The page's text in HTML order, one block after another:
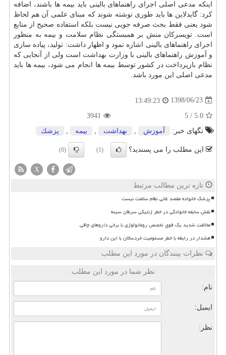
اینكه مدعی اصلی اجرای راهنماهای بالینی باید بیمه ها باشند، اضافه
كرد: گایدلاین ها باید طوری نوشته شوند كه مبنای علمی آن هم لحاظ
شود یعنی فقط بحث صرفه جویی نیست بلكه استفاده صحیح از منابع
است. تویسركان منش بر همبستگی نظام سلامت و بیمه به منظور
اجرای راهنماهای بالینی اشاره نمود و اظهار داشت: تولید، پیاده سازی
و آموزش راهنماهای بالینی با وزارت بهداشت است ولی از آنجایی كه
نظام بازپرداخت در كشور توسط بیمه ها انجام می شود، بیمه ها باید
مدعی اصلی این مورد باشد.
1398/06/23
13:49:23
5.0
/
5
3941
تگهای خبر:
آموزش بهداشت بیمه پزشك
این مطلب را می پسندید؟ (1)
(0)
X
تازه ترین مطالب مرتبط
پزشک خانواده مقصد غائی نظام سلامت نیست
نقش سابقه خانوادگی در خطر ژنتیکی سرطان سینه
مخالفت شدید یک فوق تخصص روماتولوژی با برخی داروهای چاقی
هشدار در رابطه با خطر مسمومیت خردسالان با این دارو
نظرات بینندگان در مورد این مطلب
نظر شما در مورد این مطلب
نام:
ایمیل:
نظر: